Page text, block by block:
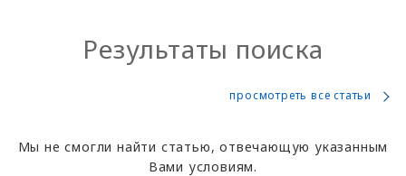
Результаты поиска
просмотреть все статьи
Мы не смогли найти статью, отвечающую указанным
Вами условиям.